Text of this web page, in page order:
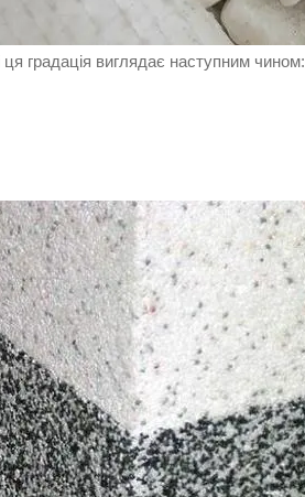
ця градація виглядає наступним чином: